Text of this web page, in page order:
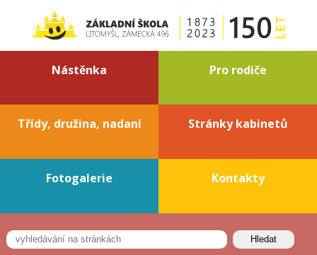
Nástěnka Pro rodiče
Třídy, družina, nadaní Stránky kabinetů
Fotogalerie Kontakty